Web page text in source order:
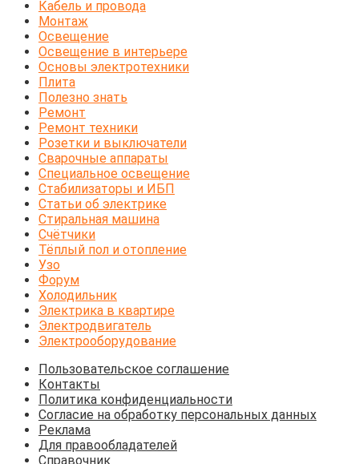
Кабель и провода
Монтаж
Освещение
Освещение в интерьере
Основы электротехники
Плита
Полезно знать
Ремонт
Ремонт техники
Розетки и выключатели
Сварочные аппараты
Специальное освещение
Стабилизаторы и ИБП
Статьи об электрике
Стиральная машина
Счётчики
Тёплый пол и отопление
Узо
Форум
Холодильник
Электрика в квартире
Электродвигатель
Электрооборудование
Пользовательское соглашение
Контакты
Политика конфиденциальности
Согласие на обработку персональных данных
Реклама
Для правообладателей
Справочник